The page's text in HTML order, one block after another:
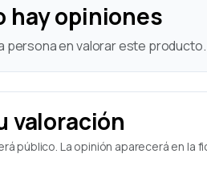
hay opiniones
persona en valorar este producto.
valoración
público. La opinión aparecerá en la